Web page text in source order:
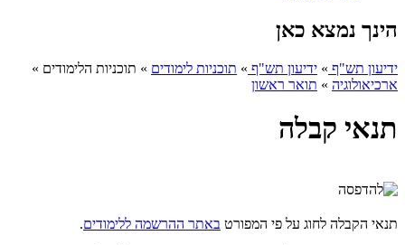
הינך נמצא כאן
ידיעון תש"ף » ידיעון תש"ף » תוכניות לימודים » תוכניות הלימודים »
ארכיאולוגיה » תואר ראשון
תנאי קבלה
תנאי הקבלה לחוג על פי המפורט באתר ההרשמה ללימודים.